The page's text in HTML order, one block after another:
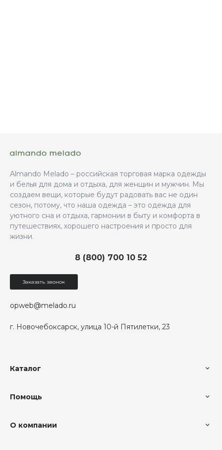
Almando Melado – российская торговая марка одежды
и белья для дома и отдыха, для женщин и мужчин. Мы
создаем вещи, которые будут радовать вас не один
сезон, потому, что наша одежда – это одежда для
уютного сна и отдыха, гармонии в быту и комфорта в
путешествиях, хорошего настроения и просто для
жизни.
г. Новочебоксарск, улица 10-й Пятилетки, 23
8 (800) 700 10 52
opweb@melado.ru
Заказать звонок
Каталог
Помощь
О компании